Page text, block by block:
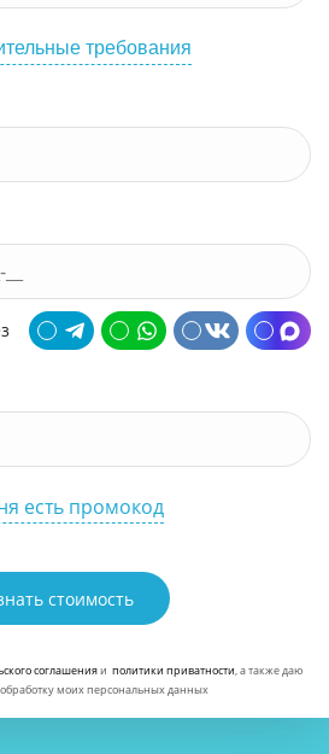
требования
есть промокод
стоимость
соглашенияи политики приватности, а также даю
моих персональных данных